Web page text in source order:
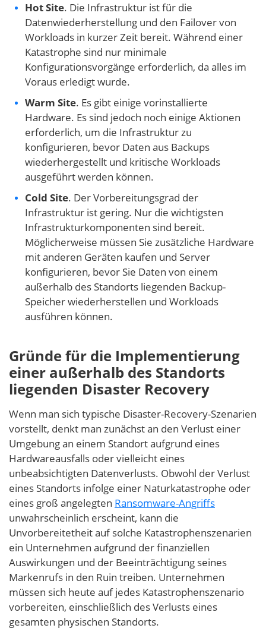
Hot Site. Die Infrastruktur ist für die
Datenwiederherstellung und den Failover von
Workloads in kurzer Zeit bereit. Während einer
Katastrophe sind nur minimale
Konfigurationsvorgänge erforderlich, da alles im
Voraus erledigt wurde.
Warm Site. Es gibt einige vorinstallierte
Hardware. Es sind jedoch noch einige Aktionen
erforderlich, um die Infrastruktur zu
konfigurieren, bevor Daten aus Backups
wiederhergestellt und kritische Workloads
ausgeführt werden können.
Cold Site. Der Vorbereitungsgrad der
Infrastruktur ist gering. Nur die wichtigsten
Infrastrukturkomponenten sind bereit.
Möglicherweise müssen Sie zusätzliche Hardware
mit anderen Geräten kaufen und Server
konfigurieren, bevor Sie Daten von einem
außerhalb des Standorts liegenden Backup-
Speicher wiederherstellen und Workloads
ausführen können.
Gründe für die Implementierung
einer außerhalb des Standorts
liegenden Disaster Recovery
Wenn man sich typische Disaster-Recovery-Szenarien
vorstellt, denkt man zunächst an den Verlust einer
Umgebung an einem Standort aufgrund eines
Hardwareausfalls oder vielleicht eines
unbeabsichtigten Datenverlusts. Obwohl der Verlust
eines Standorts infolge einer Naturkatastrophe oder
eines groß angelegten Ransomware-Angriffs
unwahrscheinlich erscheint, kann die
Unvorbereitetheit auf solche Katastrophenszenarien
ein Unternehmen aufgrund der finanziellen
Auswirkungen und der Beeinträchtigung seines
Markenrufs in den Ruin treiben. Unternehmen
müssen sich heute auf jedes Katastrophenszenario
vorbereiten, einschließlich des Verlusts eines
gesamten physischen Standorts.